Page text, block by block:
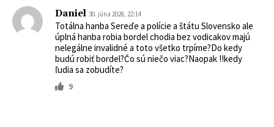
Daniel 30. júna 2026, 22:14
Totálna hanba Sereďe a polície a štátu Slovensko ale
úplná hanba robia bordel chodia bez vodicakov majú
nelegálne invalidné a toto všetko trpíme?Do kedy
budú robiť bordel?Čo sú niečo viac?Naopak !!kedy
ľudia sa zobudíte?
9